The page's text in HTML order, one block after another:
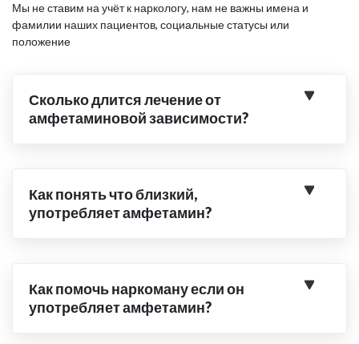
Мы не ставим на учёт к наркологу, нам не важны имена и
фамилии наших пациентов, социальные статусы или
положение
Сколько длится лечение от
амфетаминовой зависимости?
Как понять что близкий,
употребляет амфетамин?
Как помочь наркоману если он
употребляет амфетамин?